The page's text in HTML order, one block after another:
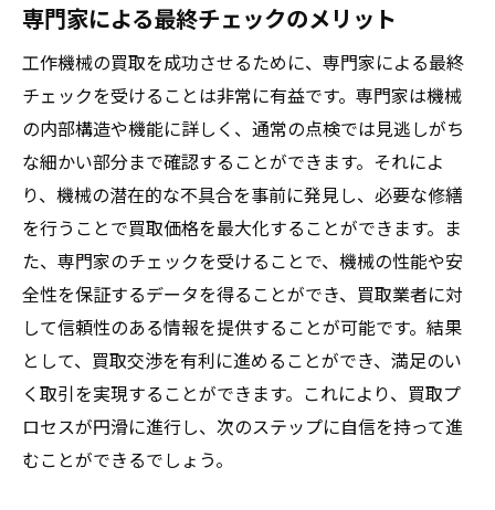
専門家による最終チェックのメリット
工作機械の買取を成功させるために、専門家による最終
チェックを受けることは非常に有益です。専門家は機械
の内部構造や機能に詳しく、通常の点検では見逃しがち
な細かい部分まで確認することができます。それによ
り、機械の潜在的な不具合を事前に発見し、必要な修繕
を行うことで買取価格を最大化することができます。ま
た、専門家のチェックを受けることで、機械の性能や安
全性を保証するデータを得ることができ、買取業者に対
して信頼性のある情報を提供することが可能です。結果
として、買取交渉を有利に進めることができ、満足のい
く取引を実現することができます。これにより、買取プ
ロセスが円滑に進行し、次のステップに自信を持って進
むことができるでしょう。